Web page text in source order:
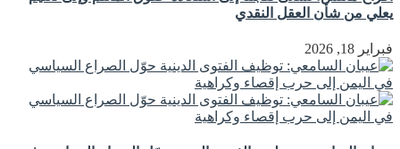
يعلي من شأن العقل النقدي
فبراير 18, 2026